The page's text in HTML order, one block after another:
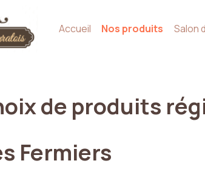
Accueil Nos produits Salon
de produits
Fermiers